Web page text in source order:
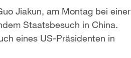
Jiakun, am Montag bei einer
Staatsbesuch in China.
eines US-Präsidenten in